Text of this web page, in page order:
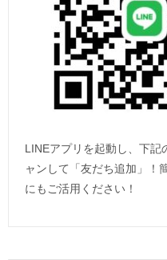
LINEアプリを起動し、下記
ャンして「友だち追加」！
にもご活用ください！